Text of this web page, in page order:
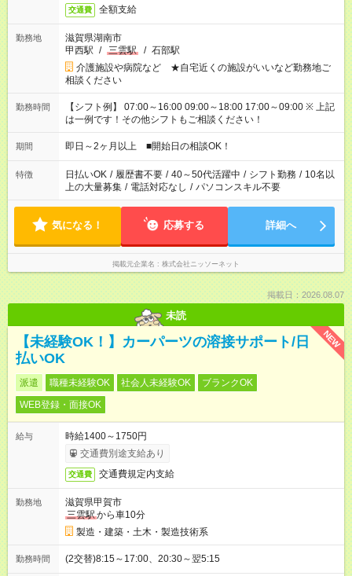
交通費 全額支給
勤務地
滋賀県湖南市
甲西駅 / 三雲駅 / 石部駅
介護施設や病院など ★自宅近くの施設がいいなど勤務地ご
相談ください
勤務時間
【シフト例】 07:00～16:00 09:00～18:00 17:00～09:00 ※ 上記
は一例です！その他シフトもご相談ください！
期間 即日～2ヶ月以上 ■開始日の相談OK！
特徴 日払いOK / 履歴書不要 / 40～50代活躍中 / シフト勤務 / 10名以
上の大量募集 / 電話対応なし / パソコンスキル不要
気になる！ 応募する 詳細へ
掲載元企業名 株式会社ニッソーネット
掲載日：2026.08.07
未読
NEW
【未経験OK！】カーパーツの溶接サポート/日
払いOK
派遣 職種未経験OK 社会人未経験OK
ブランクOK
WEB登録・面接OK
給与
時給1400～1750円
交通費別途支給あり
交通費 交通費規定内支給
勤務地
滋賀県甲賀市
三雲駅から車10分
製造・建築・土木・製造技術系
勤務時間 (2交替)8:15～17:00、20:30～翌5:15